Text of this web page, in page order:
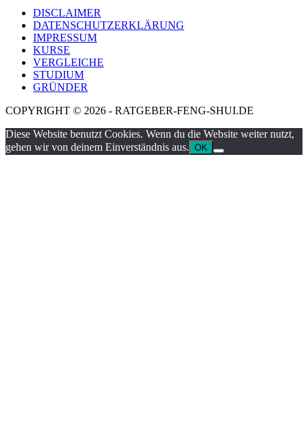
DISCLAIMER
DATENSCHUTZERKLÄRUNG
IMPRESSUM
KURSE
VERGLEICHE
STUDIUM
GRÜNDER
COPYRIGHT © 2026 - RATGEBER-FENG-SHUI.DE
Diese Website benutzt Cookies. Wenn du die Website weiter nutzt,
gehen wir von deinem Einverständnis aus. OK